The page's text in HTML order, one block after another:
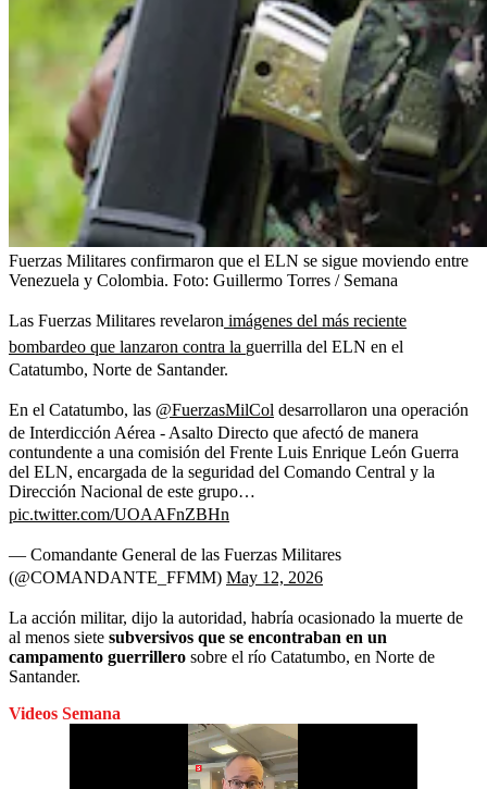
Fuerzas Militares confirmaron que el ELN se sigue moviendo entre
Venezuela y Colombia. Foto: Guillermo Torres / Semana
Las Fuerzas Militares revelaron imágenes del más reciente
bombardeo que lanzaron contra la guerrilla del ELN en el
Catatumbo, Norte de Santander.
En el Catatumbo, las @FuerzasMilCol desarrollaron una operación
de Interdicción Aérea - Asalto Directo que afectó de manera
contundente a una comisión del Frente Luis Enrique León Guerra
del ELN, encargada de la seguridad del Comando Central y la
Dirección Nacional de este grupo…
pic.twitter.com/UOAAFnZBHn
— Comandante General de las Fuerzas Militares
(@COMANDANTE_FFMM) May 12, 2026
La acción militar, dijo la autoridad, habría ocasionado la muerte de
al menos siete subversivos que se encontraban en un
campamento guerrillero sobre el río Catatumbo, en Norte de
Santander.
Videos Semana